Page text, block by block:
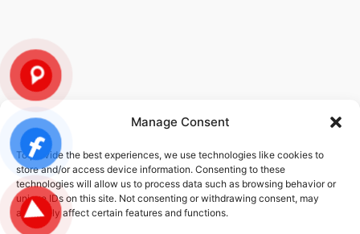
Manage Consent
To provide the best experiences, we use technologies like cookies to
store and/or access device information. Consenting to these
technologies will allow us to process data such as browsing behavior or
unique IDs on this site. Not consenting or withdrawing consent, may
adversely affect certain features and functions.
CHÍNH SÁCH
Chính sách bảo mật thông tin
Chính sách dịch vụ